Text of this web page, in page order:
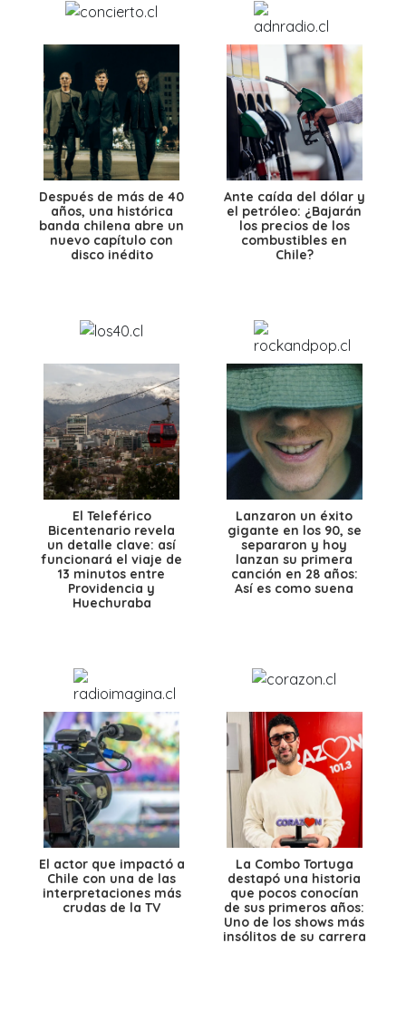
Después de más de 40
años, una histórica
banda chilena abre un
nuevo capítulo con
disco inédito
Ante caída del dólar y
el petróleo: ¿Bajarán
los precios de los
combustibles en
Chile?
El Teleférico
Bicentenario revela
un detalle clave: así
funcionará el viaje de
13 minutos entre
Providencia y
Huechuraba
Lanzaron un éxito
gigante en los 90, se
separaron y hoy
lanzan su primera
canción en 28 años:
Así es como suena
El actor que impactó a
Chile con una de las
interpretaciones más
crudas de la TV
La Combo Tortuga
destapó una historia
que pocos conocían
de sus primeros años:
Uno de los shows más
insólitos de su carrera